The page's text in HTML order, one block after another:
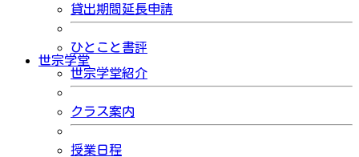
貸出期間延長申請
ひとこと書評
世宗学堂
世宗学堂紹介
クラス案内
授業日程